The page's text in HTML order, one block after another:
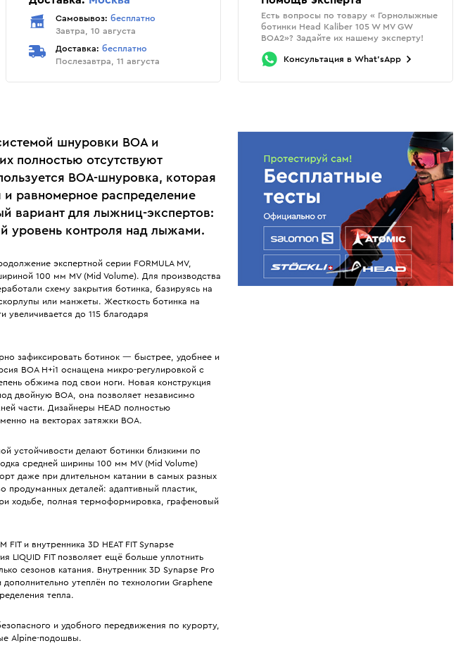
Самовывоз: бесплатно
Завтра, 10 августа
Доставка: бесплатно
Послезавтра, 11 августа
Есть вопросы по товару « Горнолыжные
ботинки Head Kaliber 105 W MV GW
BOA2»? Задайте их нашему эксперту!
Консультация в What'sApp
шнуровки BOA и
полностью отсутствуют
BOA-шнуровка, которая
и равномерное распределение
вариант для лыжниц-экспертов:
уровень контроля над лыжами.
экспертной серии FORMULA MV,
100 мм MV (Mid Volume). Для производства
схему закрытия ботинка, базируясь на
или манжеты. Жесткость ботинка на
до 115 благодаря
зафиксировать ботинок — быстрее, удобнее и
BOA H+i1 оснащена микро-регулировкой с
обжима под свои ноги. Новая конструкция
двойную BOA, она позволяет независимо
части. Дизайнеры HEAD полностью
на векторах затяжки BOA.
устойчивости делают ботинки близкими по
средней ширины 100 мм MV (Mid Volume)
даже при длительном катании в самых разных
продуманных деталей: адаптивный пластик,
ходьбе, полная термоформировка, графеновый
и внутренника 3D HEAT FIT Synapse
LIQUID FIT позволяет ещё больше уплотнить
сезонов катания. Внутренник 3D Synapse Pro
утеплён по технологии Graphene
тепла.
и удобного передвижения по курорту,
Alpine-подошвы.